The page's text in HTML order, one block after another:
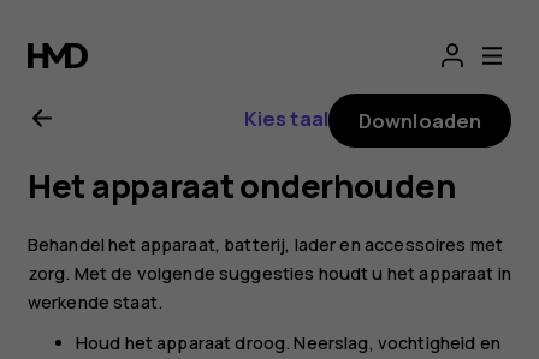
voor
Nokia
8.1
Kies taal Downloaden
Het apparaat onderhouden
Behandel het apparaat, batterij, lader en accessoires met
zorg. Met de volgende suggesties houdt u het apparaat in
werkende staat.
Houd het apparaat droog. Neerslag, vochtigheid en